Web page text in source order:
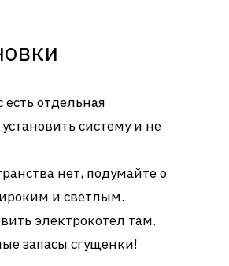
есть отдельная
систему и не
нет, подумайте о
и светлым.
электрокотел там.
запасы сгущенки!